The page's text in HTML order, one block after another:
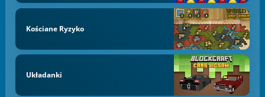
Kościane Ryzyko
Układanki